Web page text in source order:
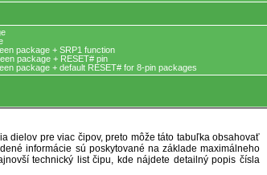
package + SRP1 function
package + RESET# pin
package + default RESET# for 8-pin packages
dielov pre viac čipov, preto môže táto tabuľka obsahovať
informácie sú poskytované na základe maximálneho
technický list čipu, kde nájdete detailný popis čísla